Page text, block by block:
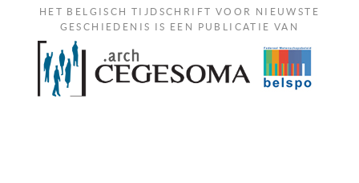
HET BELGISCH TIJDSCHRIFT VOOR NIEUWSTE
GESCHIEDENIS IS EEN PUBLICATIE VAN